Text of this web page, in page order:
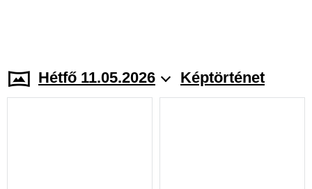
Hétfő 11.05.2026 Képtörténet